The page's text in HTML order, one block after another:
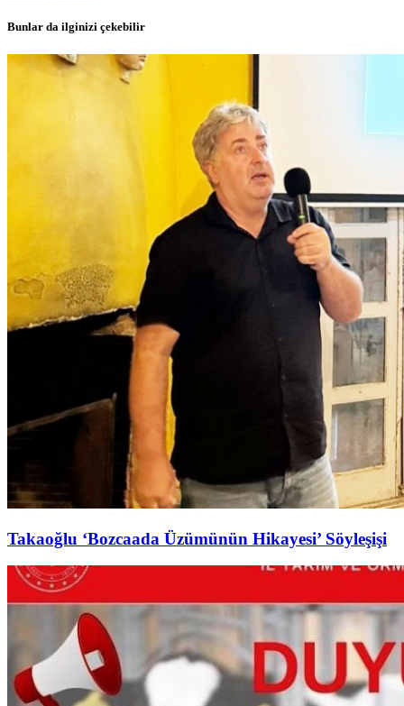
Bunlar da ilginizi çekebilir
Takaoğlu ‘Bozcaada Üzümünün Hikayesi’ Söyleşişi